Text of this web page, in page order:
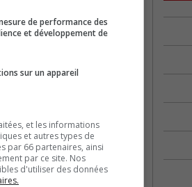
de performance des
et développement de
sur un appareil
et les informations
et autres types de
par 66 partenaires, ainsi
par ce site. Nos
d'utiliser des données